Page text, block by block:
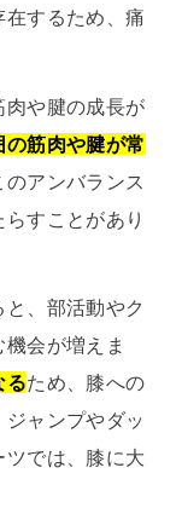
するため、痛
肉や腱の成長が
の筋肉や腱が常
アンバランス
すことがあり
と、部活動やク
会が増えま
るため、膝への
ャンプやダッ
では、膝に大